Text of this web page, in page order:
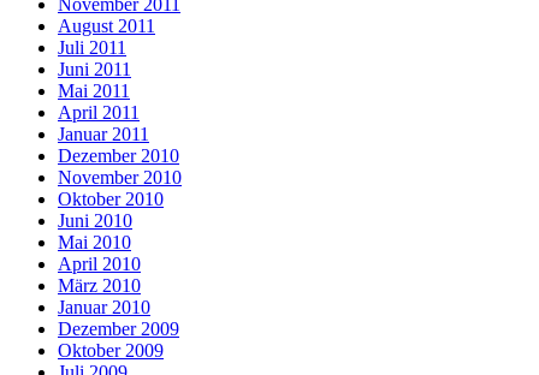
November 2011
August 2011
Juli 2011
Juni 2011
Mai 2011
April 2011
Januar 2011
Dezember 2010
November 2010
Oktober 2010
Juni 2010
Mai 2010
April 2010
März 2010
Januar 2010
Dezember 2009
Oktober 2009